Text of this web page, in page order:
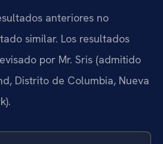
anteriores no
similar. Los resultados
por Mr. Sris (admitido
Distrito de Columbia, Nueva